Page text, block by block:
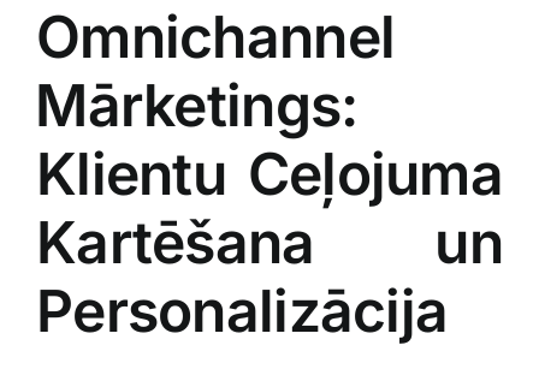
Omnichannel
⁢Mārketings:
Klientu ‌Ceļojuma
Kartēšana un‌
Personalizācija